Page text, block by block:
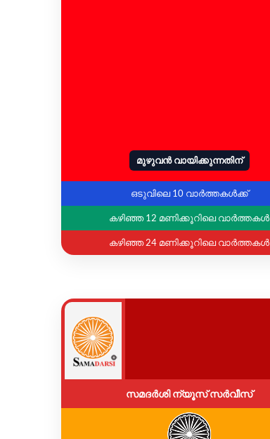
മുഴുവൻ വായിക്കുന്നതിന്
ഒടുവിലെ 10 വാർത്തകൾക്ക്
കഴിഞ്ഞ 12 മണിക്കൂറിലെ വാർത്തകൾ
കഴിഞ്ഞ 24 മണിക്കൂറിലെ വാർത്തകൾ
സമദർശി ന്യൂസ് സർവീസ്